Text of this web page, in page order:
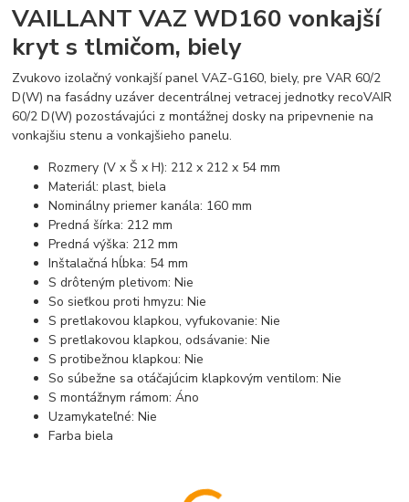
VAILLANT VAZ WD160 vonkajší
kryt s tlmičom, biely
Zvukovo izolačný vonkajší panel VAZ-G160, biely, pre VAR 60/2
D(W) na fasádny uzáver decentrálnej vetracej jednotky recoVAIR
60/2 D(W) pozostávajúci z montážnej dosky na pripevnenie na
vonkajšiu stenu a vonkajšieho panelu.
Rozmery (V x Š x H): 212 x 212 x 54 mm
Materiál: plast, biela
Nominálny priemer kanála: 160 mm
Predná šírka: 212 mm
Predná výška: 212 mm
Inštalačná hĺbka: 54 mm
S drôteným pletivom: Nie
So sieťkou proti hmyzu: Nie
S pretlakovou klapkou, vyfukovanie: Nie
S pretlakovou klapkou, odsávanie: Nie
S protibežnou klapkou: Nie
So súbežne sa otáčajúcim klapkovým ventilom: Nie
S montážnym rámom: Áno
Uzamykateľné: Nie
Farba biela